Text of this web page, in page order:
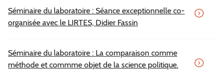
Séminaire du laboratoire : Séance exceptionnelle co-
organisée avec le LIRTES, Didier Fassin
Séminaire du laboratoire : La comparaison comme
méthode et commme objet de la science politique.